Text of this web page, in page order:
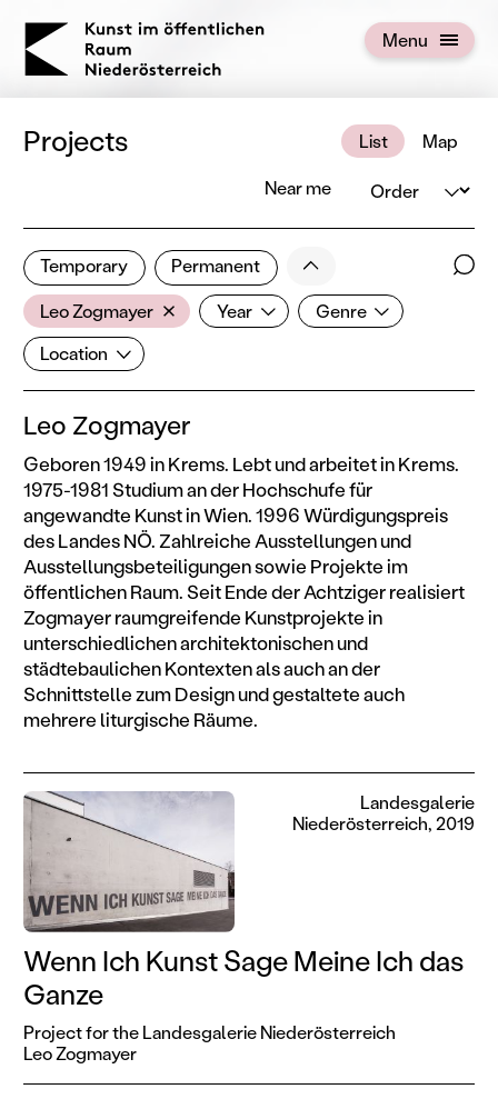
KOERNOE Menu
Open menu
Projects List Map
7 of 672 projects
Near me Order
Temporary Permanent Less
Artist
Leo Zogmayer YearYear Genre
Genre
Location
Location
Filter results
Show all categories
Leo Zogmayer
Geboren 1949 in Krems. Lebt und arbeitet in Krems.
1975-1981 Studium an der Hochschufe für
angewandte Kunst in Wien. 1996 Würdigungspreis
des Landes NÖ. Zahlreiche Ausstellungen und
Ausstellungsbeteiligungen sowie Projekte im
öffentlichen Raum. Seit Ende der Achtziger realisiert
Zogmayer raumgreifende Kunstprojekte in
unterschiedlichen architektonischen und
städtebaulichen Kontexten als auch an der
Schnittstelle zum Design und gestaltete auch
mehrere liturgische Räume.
Wenn Ich Kunst Sage Meine Ich das
Ganze
Project for the Landesgalerie Niederösterreich
Leo Zogmayer
Landesgalerie
Niederösterreich, 2019